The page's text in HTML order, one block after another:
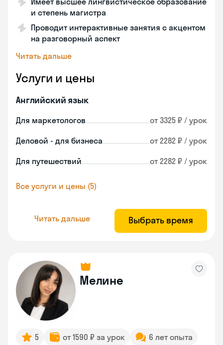
и степень магистра
Проводит интерактивные занятия с акцентом
на разговорный аспект
Читать дальше
Услуги и цены
Английский язык
Для маркетологов от 3325 ₽ / урок
Деловой - для бизнеса от 2282 ₽ / урок
Для путешествий от 2282 ₽ / урок
Все услуги и цены (5)
Читать дальше Выбрать время
Мелине
5 от 1590 ₽ за урок
6 лет опыта